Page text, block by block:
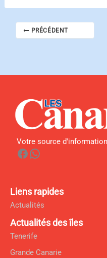
PRÉCÉDENT
Votre source
Facebook
WhatsApp
Liens rapides
Actualités
Actualités des îles
Tenerife
Grande Canarie